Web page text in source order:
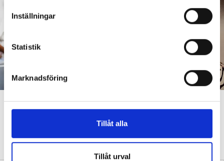
c
k
e
Inställningar
Statistik
Marknadsföring
Tillåt alla
Tillåt urval
”Att ställa krav är inte elakt”
”Att ställa krav är inte elakt. Att vara schysst är inte alltid
snällt. Många gånger är det bara ett svek”, skriver Ulrica Björkblom
Agah om stöket i klassrummen.